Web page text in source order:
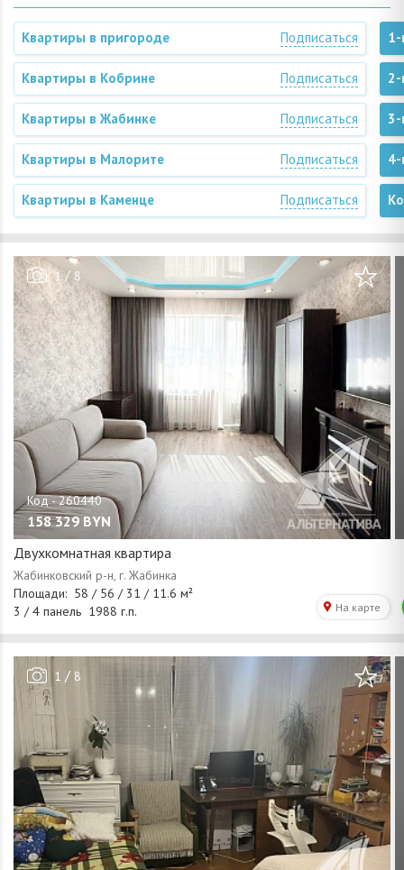
Квартиры в пригороде Подписаться
Квартиры в Кобрине Подписаться
Квартиры в Жабинке Подписаться
Квартиры в Малорите Подписаться
Квартиры в Каменце Подписаться
1-
2-
3-
4-
1/ 8
158 329 BYN
Двухкомнатная квартира
1 / 8